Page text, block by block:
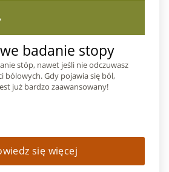
badanie stopy
stóp, nawet jeśli nie odczuwasz
bólowych. Gdy pojawia się ból,
już bardzo zaawansowany!
się więcej